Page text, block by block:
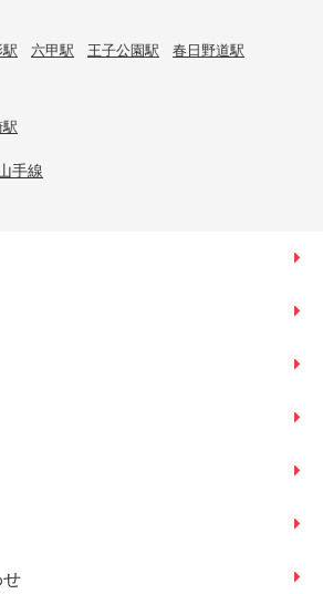
六甲駅 王子公園駅 春日野道駅
手線